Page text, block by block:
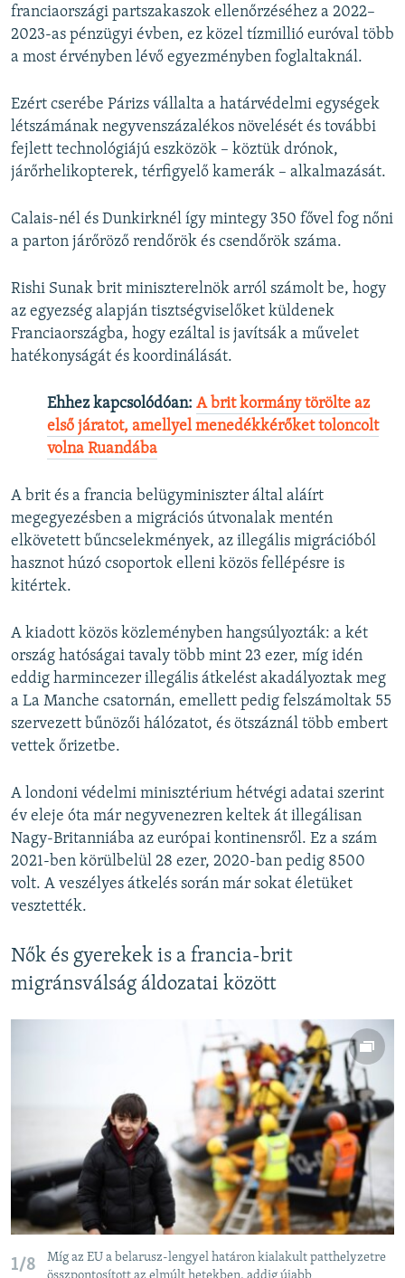
franciaországi partszakaszok ellenőrzéséhez a 2022–
2023-as pénzügyi évben, ez közel tízmillió euróval több
a most érvényben lévő egyezményben foglaltaknál.
Ezért cserébe Párizs vállalta a határvédelmi egységek
létszámának negyvenszázalékos növelését és további
fejlett technológiájú eszközök – köztük drónok,
járőrhelikopterek, térfigyelő kamerák – alkalmazását.
Calais-nél és Dunkirknél így mintegy 350 fővel fog nőni
a parton járőröző rendőrök és csendőrök száma.
Rishi Sunak brit miniszterelnök arról számolt be, hogy
az egyezség alapján tisztségviselőket küldenek
Franciaországba, hogy ezáltal is javítsák a művelet
hatékonyságát és koordinálását.
Ehhez kapcsolódóan: A brit kormány törölte az
első járatot, amellyel menedékkérőket toloncolt
volna Ruandába
A brit és a francia belügyminiszter által aláírt
megegyezésben a migrációs útvonalak mentén
elkövetett bűncselekmények, az illegális migrációból
hasznot húzó csoportok elleni közös fellépésre is
kitértek.
A kiadott közös közleményben hangsúlyozták: a két
ország hatóságai tavaly több mint 23 ezer, míg idén
eddig harmincezer illegális átkelést akadályoztak meg
a La Manche csatornán, emellett pedig felszámoltak 55
szervezett bűnözői hálózatot, és ötszáznál több embert
vettek őrizetbe.
A londoni védelmi minisztérium hétvégi adatai szerint
év eleje óta már negyvenezren keltek át illegálisan
Nagy-Britanniába az európai kontinensről. Ez a szám
2021-ben körülbelül 28 ezer, 2020-ban pedig 8500
volt. A veszélyes átkelés során már sokat életüket
vesztették.
Nők és gyerekek is a francia-brit
migránsválság áldozatai között
1/8
Míg az EU a belarusz-lengyel határon kialakult patthelyzetre